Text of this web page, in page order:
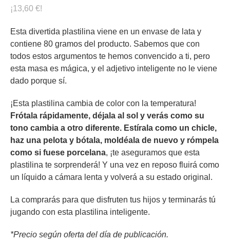
¡13,60 €!
Esta divertida plastilina viene en un envase de lata y
contiene 80 gramos del producto. Sabemos que con
todos estos argumentos te hemos convencido a ti, pero
esta masa es mágica, y el adjetivo inteligente no le viene
dado porque sí.
¡Esta plastilina cambia de color con la temperatura!
Frótala rápidamente, déjala al sol y verás como su
tono cambia a otro diferente. Estírala como un chicle,
haz una pelota y bótala, moldéala de nuevo y rómpela
como si fuese porcelana, ¡te aseguramos que esta
plastilina te sorprenderá! Y una vez en reposo fluirá como
un líquido a cámara lenta y volverá a su estado original.
La comprarás para que disfruten tus hijos y terminarás tú
jugando con esta plastilina inteligente.
*Precio según oferta del día de publicación.